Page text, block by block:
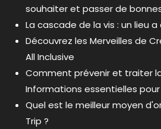
souhaiter et passer de
La cascade de la vis : un lieu
Découvrez les Merveilles de
All Inclusive
Comment prévenir et traiter
Informations essentielles
Quel est le meilleur moyen
Trip ?